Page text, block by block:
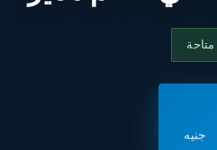
جنيه